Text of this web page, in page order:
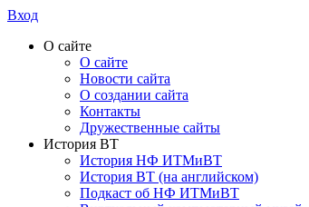
Вход
О сайте
О сайте
Новости сайта
О создании сайта
Контакты
Дружественные сайты
История ВТ
История НФ ИТМиВТ
История ВТ (на английском)
Подкаст об НФ ИТМиВТ